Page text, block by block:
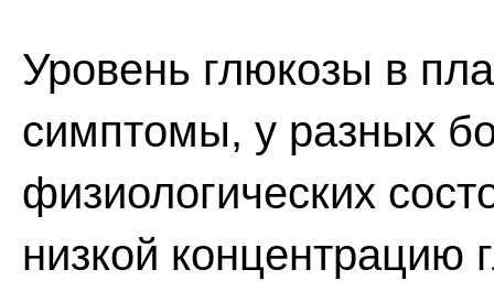
Уровень глюкозы в
симптомы, у разных
физиологических
низкой концентрацию